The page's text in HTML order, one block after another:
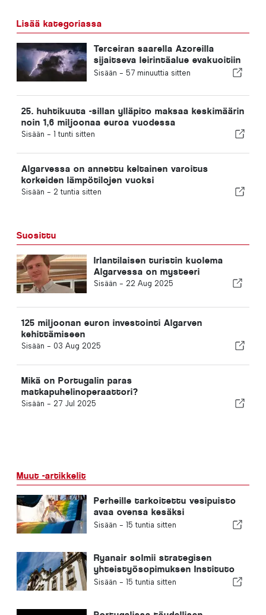
Lisää kategoriassa
Terceiran saarella Azoreilla
sijaitseva leirintäalue evakuoitiin
myrskyn vuoksi
Sisään - 57 minuuttia sitten
25. huhtikuuta -sillan ylläpito maksaa keskimäärin
noin 1,6 miljoonaa euroa vuodessa
Sisään - 1 tunti sitten
Algarvessa on annettu keltainen varoitus
korkeiden lämpötilojen vuoksi
Sisään - 2 tuntia sitten
Suosittu
Irlantilaisen turistin kuolema
Algarvessa on mysteeri
Sisään - 22 Aug 2025
125 miljoonan euron investointi Algarven
kehittämiseen
Sisään - 03 Aug 2025
Mikä on Portugalin paras
matkapuhelinoperaattori?
Sisään - 27 Jul 2025
Muut -artikkelit
Perheille tarkoitettu vesipuisto
avaa ovensa kesäksi
Portugalissa, ja liput maksavat 2
Sisään - 15 tuntia sitten
Ryanair solmii strategisen
yhteistyösopimuksen Instituto
Piaget de Viseun kanssa
Sisään - 15 tuntia sitten